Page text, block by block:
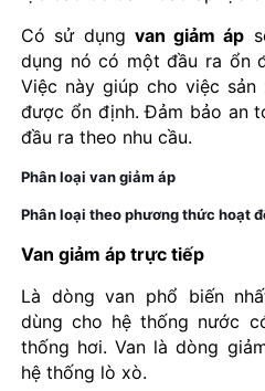
Có sử dụng van giảm áp
dụng nó có một đầu ra ổn
Việc này giúp cho việc sản
được ổn định. Đảm bảo an
đầu ra theo nhu cầu.
Phân loại van giảm áp
Phân loại theo phương thức hoạt
Van giảm áp trực tiếp
Là dòng van phổ biến
dùng cho hệ thống nước
thống hơi. Van là dòng
hệ thống lò xò.